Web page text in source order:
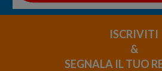
ISCRIVITI
&
SEGNALA IL TUO